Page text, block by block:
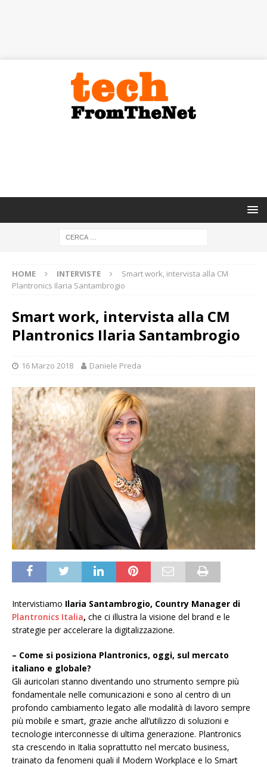
HOME INTERVISTE
Smart work, intervista alla CM
Plantronics Ilaria Santambrogio
Smart work, intervista alla CM
Plantronics Ilaria Santambrogio
16 Marzo 2018 Daniele Preda
Intervistiamo Ilaria Santambrogio, Country Manager di
Plantronics Italia, che ci illustra la visione del brand e le
strategie per accelerare la digitalizzazione.
– Come si posiziona Plantronics, oggi, sul mercato
italiano e globale?
Gli auricolari stanno diventando uno strumento sempre più
fondamentale nelle comunicazioni e sono al centro di un
profondo cambiamento legato alle modalità di lavoro sempre
più mobile e smart, grazie anche all’utilizzo di soluzioni e
tecnologie interconnesse di ultima generazione. Plantronics
sta crescendo in Italia soprattutto nel mercato business,
trainato da fenomeni quali il Modern Workplace e lo Smart